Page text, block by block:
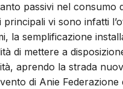
passivi nel consumo
principali vi sono infatti
la semplificazione
di mettere a
aprendo la strada
di Anie